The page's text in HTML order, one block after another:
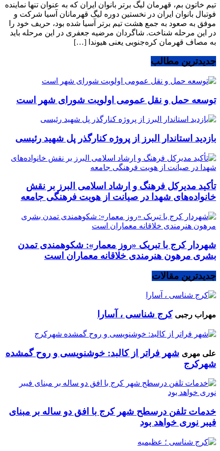
تیم خاتون بم، قهرمان لیگ برتر بانوان ایران که به عنوان تنها نماینده
فوتبال بانوان ایران در نخستین دوره لیگ قهرمانان آسیا شرکت و
موفق به صعود به جمع هشت تیم برتر آسیا شده بود، حریف خود را
در این مرحله شناخت. شاگردان مرضیه جعفری در این مرحله باید
به مصاف قهرمان کره‌جنوبی یعنی هیوندا […]
جدیدترین مطالب
توسعه حمل و نقل عمومی اولویت شورای شهر است
بازدید استاندار البرز از پروژه کنارگذر پل شهید رئیسی
تأکید مدیرکل فرهنگ و ارشاد اسلامی البرز بر نقش
خانواده‌های شهدا در صیانت از هویت فرهنگی جامعه
شهردار کرج با تبریک «روز معمار»: شکوهمندی تمدن
بشری مرهون هنرمندی خلاقانه معماران است
جدیدترین مقالات
مهراب رجبی کرج شناسی ، آسارا
علی مهری شهر فراتر از کالبد: خوشنویسی و روح گمشده
شهرکرج
خدمات تلفن درسطح شهر کرج با افق دو ساله بر مبنای
فیبر نوری خواهد بود